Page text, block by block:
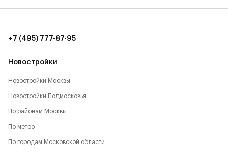
Новостройки
Новостройки Москвы
Новостройки Подмосковья
По районам Москвы
По метро
По городам Московской области
+7 (495) 777-87-95